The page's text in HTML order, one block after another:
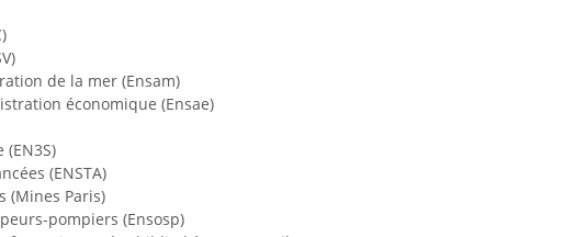
de la mer (Ensam)
économique (Ensae)
(ENSTA)
(Mines Paris)
pompiers (Ensosp)